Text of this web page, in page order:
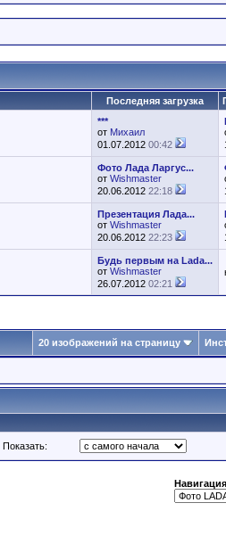
Последняя загрузка
***
от Михаил
01.07.2012 00:42
Фото Лада Ларгус...
от Wishmaster
20.06.2012 22:18
Презентация Лада...
от Wishmaster
20.06.2012 22:23
Будь первым на Lada...
от Wishmaster
26.07.2012 02:21
20 изображений на страницу
Показать:
Навигация